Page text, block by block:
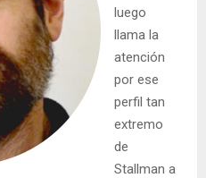
luego
llama la
atención
por ese
perfil tan
extremo
de
Stallman a